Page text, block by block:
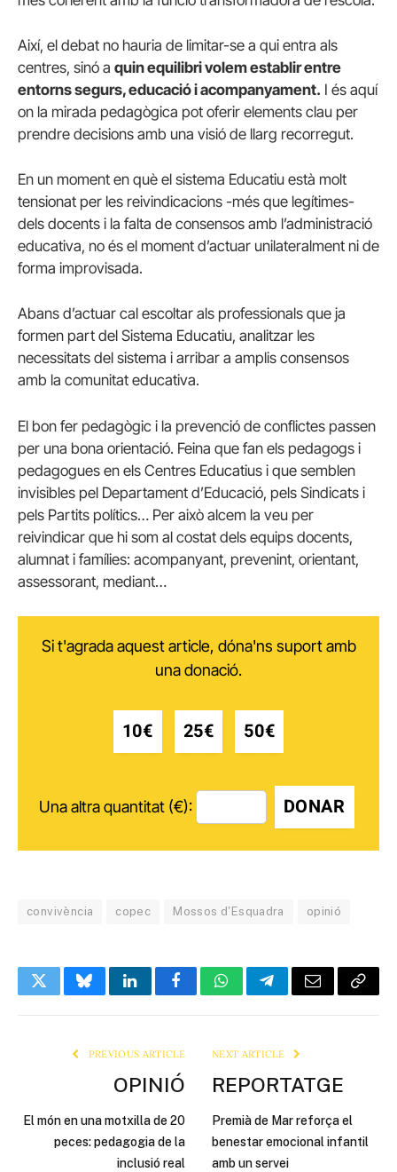
Així, el debat no hauria de limitar-se a qui entra als
centres, sinó a quin equilibri volem establir entre
entorns segurs, educació i acompanyament. I és aquí
on la mirada pedagògica pot oferir elements clau per
prendre decisions amb una visió de llarg recorregut.
En un moment en què el sistema Educatiu està molt
tensionat per les reivindicacions -més que legítimes-
dels docents i la falta de consensos amb l’administració
educativa, no és el moment d’actuar unilateralment ni de
forma improvisada.
Abans d’actuar cal escoltar als professionals que ja
formen part del Sistema Educatiu, analitzar les
necessitats del sistema i arribar a amplis consensos
amb la comunitat educativa.
El bon fer pedagògic i la prevenció de conflictes passen
per una bona orientació. Feina que fan els pedagogs i
pedagogues en els Centres Educatius i que semblen
invisibles pel Departament d’Educació, pels Sindicats i
pels Partits polítics… Per això alcem la veu per
reivindicar que hi som al costat dels equips docents,
alumnat i famílies: acompanyant, prevenint, orientant,
assessorant, mediant…
Si t'agrada aquest article, dóna'ns suport amb
una donació.
10€ 25€ 50€
Una altra quantitat (€): DONAR
convivència copec Mossos d'Esquadra opinió
TwitterBlueskyLinkedInFacebookWhatsAppTelegramEmail Copy
PREVIOUS ARTICLE
OPINIÓ
El món en una motxilla de 20
peces: pedagogia de la
inclusió real
NEXT ARTICLE
REPORTATGE
Premià de Mar reforça el
benestar emocional infantil
amb un servei